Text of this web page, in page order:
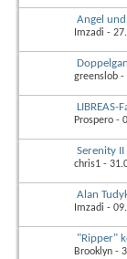
Angel
Imzadi -
greenslob -
LIBREAS-
Prospero -
Serenity
chris1 -
Alan
Imzadi -
"Ripper"
Brooklyn -